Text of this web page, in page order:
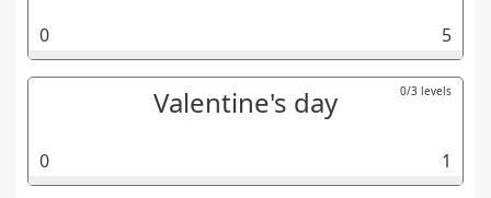
0 5
Valentine's day 0/3 levels
0 1